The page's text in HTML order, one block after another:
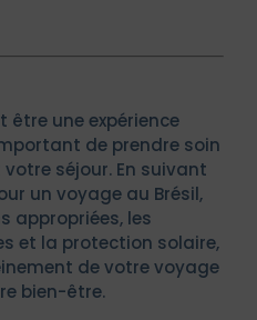
être une expérience
de prendre soin
séjour. En suivant
un voyage au Brésil,
appropriées, les
et la protection solaire,
de votre voyage
bien-être.